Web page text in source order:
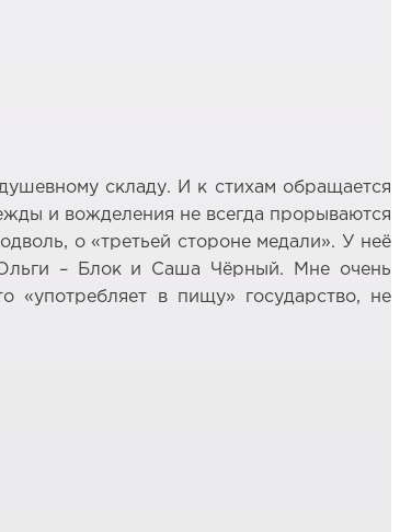
складу. И к стихам обращается
и вожделения не всегда прорываются
о «третьей стороне медали». У неё
– Блок и Саша Чёрный. Мне очень
«употребляет в пищу» государство, не